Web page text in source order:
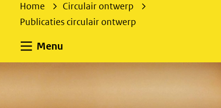
Home
Circulair ontwerp
Publicaties circulair ontwerp
Menu